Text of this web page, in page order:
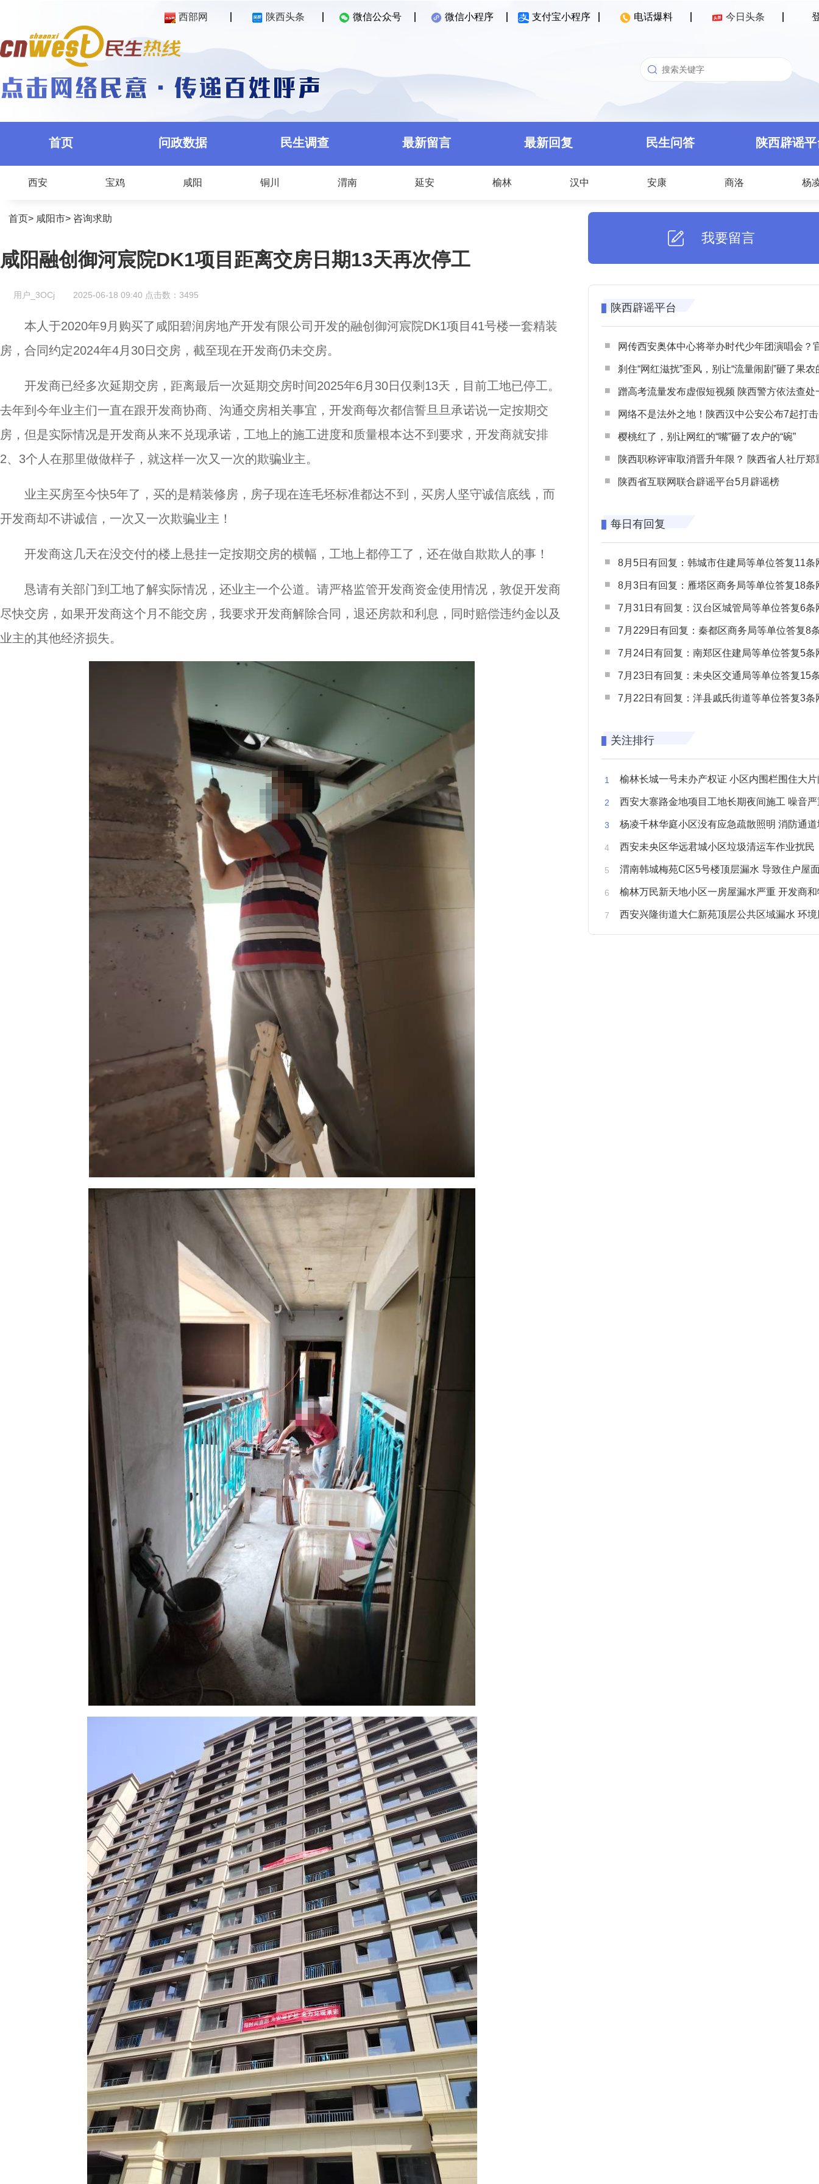
西部网 陕西头条 微信公众号 微信小程序 支付宝小程序 电话爆料 今日头条
首页 问政数据 民生调查 最新留言 最新回复 民生问答 陕西辟谣
西安 宝鸡 咸阳 铜川 渭南 延安 榆林 汉中 安康 商洛 杨
首页> 咸阳市> 咨询求助
咸阳融创御河宸院DK1项目距离交房日期13天再次停工
用户_3OCj 2025-06-18 09:40 点击数： 3495
本人于2020年9月购买了咸阳碧润房地产开发有限公司开发的融创御河宸院DK1项目41号楼一套精装
房，合同约定2024年4月30日交房，截至现在开发商仍未交房。
开发商已经多次延期交房，距离最后一次延期交房时间2025年6月30日仅剩13天，目前工地已停工。
去年到今年业主们一直在跟开发商协商、沟通交房相关事宜，开发商每次都信誓旦旦承诺说一定按期交
房，但是实际情况是开发商从来不兑现承诺，工地上的施工进度和质量根本达不到要求，开发商就安排
2、3个人在那里做做样子，就这样一次又一次的欺骗业主。
业主买房至今快5年了，买的是精装修房，房子现在连毛坯标准都达不到，买房人坚守诚信底线，而
开发商却不讲诚信，一次又一次欺骗业主！
开发商这几天在没交付的楼上悬挂一定按期交房的横幅，工地上都停工了，还在做自欺欺人的事！
恳请有关部门到工地了解实际情况，还业主一个公道。请严格监管开发商资金使用情况，敦促开发商
尽快交房，如果开发商这个月不能交房，我要求开发商解除合同，退还房款和利息，同时赔偿违约金以及
业主的其他经济损失。
我要留言
陕西辟谣平台
网传西安奥体中心将举办时代少年团演唱会？官方回应：纯
刹住“网红滋扰”歪风，别让“流量闹剧”砸了果农
蹭高考流量发布虚假短视频 陕西警方依法查处一起涉高考网络
网络不是法外之地！陕西汉中公安公布7起打击整治网谣网暴典型
樱桃红了，别让网红的“嘴”砸了农户的“碗”
陕西职称评审取消晋升年限？ 陕西省人社厅郑重声明 谨防职称评审不实言
陕西省互联网联合辟谣平台5月辟谣榜
每日有回复
8月5日有回复：韩城市住建局等单位答复11条网民
8月3日有回复：雁塔区商务局等单位答复18条网民
7月31日有回复：汉台区城管局等单位答复6条网民
7月229日有回复：秦都区商务局等单位答复8条网民
7月24日有回复：南郑区住建局等单位答复5条网民
7月23日有回复：未央区交通局等单位答复15条网民
7月22日有回复：洋县戚氏街道等单位答复3条网民
关注排行
榆林长城一号未办产权证 小区内围栏围住大片闲置
西安大寨路金地项目工地长期夜间施工 噪音严重
杨凌千林华庭小区没有应急疏散照明 消防通
西安未央区华远君城小区垃圾清运车作业扰民
渭南韩城梅苑C区5号楼顶层漏水 导致住户屋面被
榆林万民新天地小区一房屋漏水严重 开发商和物业不予
西安兴隆街道大仁新苑顶层公共区域漏水 环